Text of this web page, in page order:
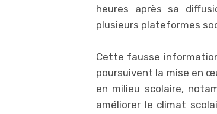
heures après sa
plusieurs plateformes
Cette fausse
poursuivent la mise en
en milieu scolaire,
améliorer le climat